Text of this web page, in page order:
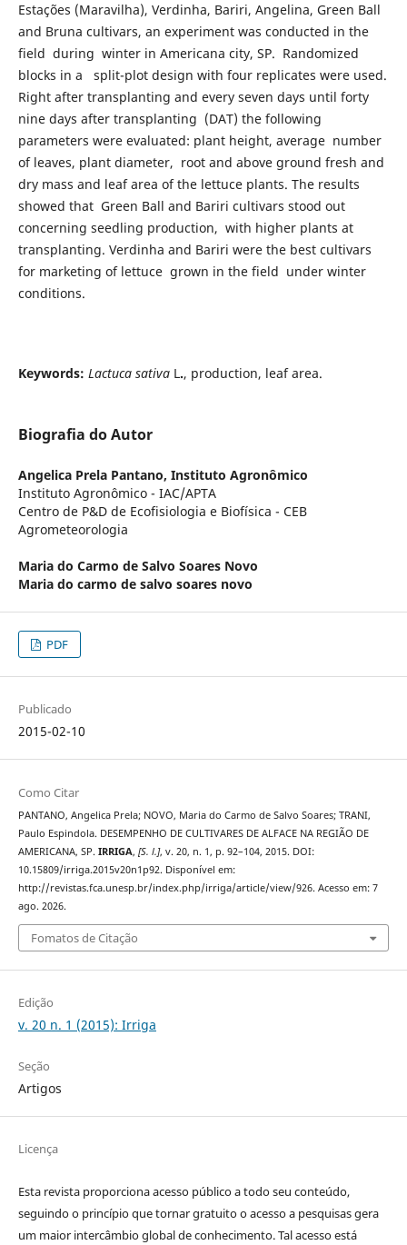
Estações (Maravilha), Verdinha, Bariri, Angelina, Green Ball
and Bruna cultivars, an experiment was conducted in the
field during winter in Americana city, SP. Randomized
blocks in a split-plot design with four replicates were used.
Right after transplanting and every seven days until forty
nine days after transplanting (DAT) the following
parameters were evaluated: plant height, average number
of leaves, plant diameter, root and above ground fresh and
dry mass and leaf area of the lettuce plants. The results
showed that Green Ball and Bariri cultivars stood out
concerning seedling production, with higher plants at
transplanting. Verdinha and Bariri were the best cultivars
for marketing of lettuce grown in the field under winter
conditions.
Keywords: Lactuca sativaL., production, leaf area.
Biografia do Autor
Angelica Prela Pantano, Instituto Agronômico
Instituto Agronômico - IAC/APTA
Centro de P&D de Ecofisiologia e Biofísica - CEB
Agrometeorologia
Maria do Carmo de Salvo Soares Novo
Maria do carmo de salvo soares novo
PDF
Publicado
2015-02-10
Como Citar
PANTANO, Angelica Prela; NOVO, Maria do Carmo de Salvo Soares; TRANI,
Paulo Espindola. DESEMPENHO DE CULTIVARES DE ALFACE NA REGIÃO DE
AMERICANA, SP. IRRIGA, [S. l.], v. 20, n. 1, p. 92–104, 2015. DOI:
10.15809/irriga.2015v20n1p92. Disponível em:
http://revistas.fca.unesp.br/index.php/irriga/article/view/926. Acesso em: 7
ago. 2026.
Fomatos de Citação
Edição
v. 20 n. 1 (2015): Irriga
Seção
Artigos
Licença
Esta revista proporciona acesso público a todo seu conteúdo,
seguindo o princípio que tornar gratuito o acesso a pesquisas gera
um maior intercâmbio global de conhecimento. Tal acesso está